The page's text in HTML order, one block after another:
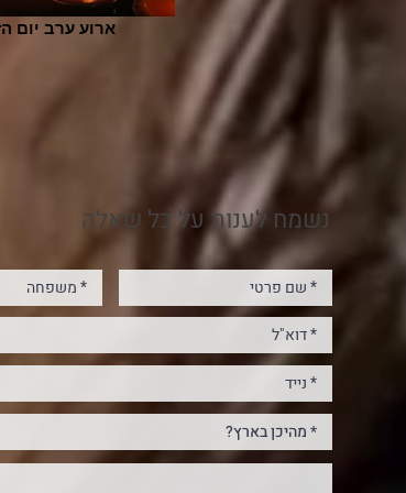
ארוע ערב יום
נשמח לענות על כל שאלה